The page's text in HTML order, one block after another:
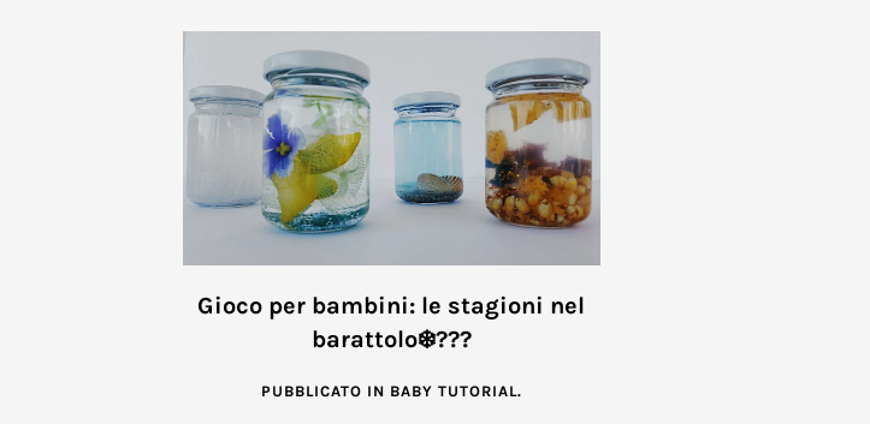
Gioco per bambini: le stagioni nel
barattolo❄️???
PUBBLICATO IN BABY TUTORIAL.